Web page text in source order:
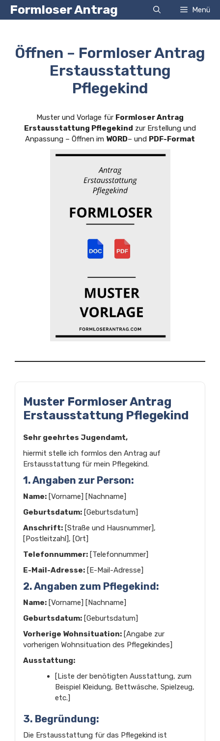
Zum
InhaltFormloser Antrag Menü
Öffnen – Formloser Antrag
Erstausstattung
Pflegekind
Muster und Vorlage für Formloser Antrag
Erstausstattung Pflegekind zur Erstellung und
Anpassung – Öffnen im WORD– und PDF-Format
Muster Formloser Antrag
Erstausstattung Pflegekind
Sehr geehrtes Jugendamt,
hiermit stelle ich formlos den Antrag auf
Erstausstattung für mein Pflegekind.
1. Angaben zur Person:
Name: [Vorname] [Nachname]
Geburtsdatum: [Geburtsdatum]
Anschrift: [Straße und Hausnummer],
[Postleitzahl], [Ort]
Telefonnummer: [Telefonnummer]
E-Mail-Adresse: [E-Mail-Adresse]
2. Angaben zum Pflegekind:
Name: [Vorname] [Nachname]
Geburtsdatum: [Geburtsdatum]
Vorherige Wohnsituation: [Angabe zur
vorherigen Wohnsituation des Pflegekindes]
Ausstattung:
[Liste der benötigten Ausstattung, zum
Beispiel Kleidung, Bettwäsche, Spielzeug,
etc.]
3. Begründung:
Die Erstausstattung für das Pflegekind ist